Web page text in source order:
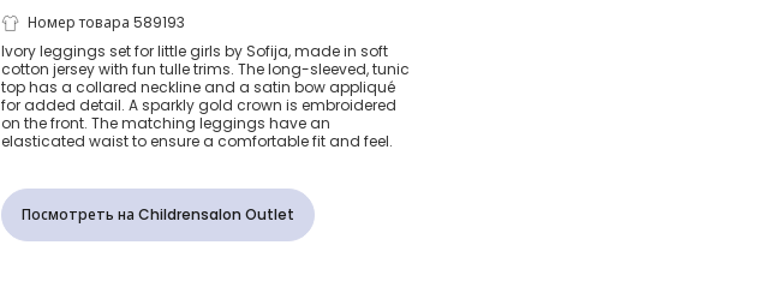
Girls Ivory Cotton &
Tulle Leggings Set
Номер товара 589193
Ivory leggings set for little girls by Sofija, made in soft
cotton jersey with fun tulle trims. The long-sleeved, tunic
top has a collared neckline and a satin bow appliqué
for added detail. A sparkly gold crown is embroidered
on the front. The matching leggings have an
elasticated waist to ensure a comfortable fit and feel.
Посмотреть на Childrensalon Outlet